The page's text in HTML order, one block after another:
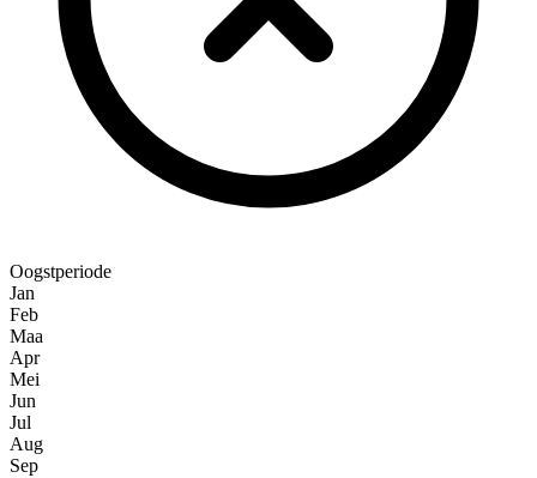
Oogstperiode
Jan
Feb
Maa
Apr
Mei
Jun
Jul
Aug
Sep